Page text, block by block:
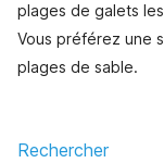
plages de galets
Vous préférez une
plages de sable.
Rechercher